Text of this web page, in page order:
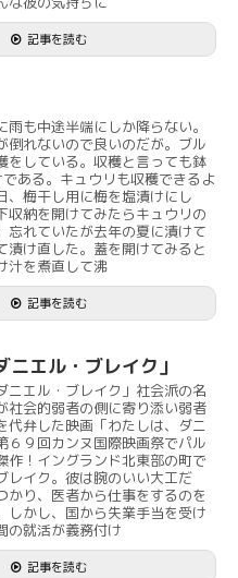
記事を読む
も中途半端にしか降らない。
倒れないので良いのだが。ブル
をしている。収穫と言っても鉢
ある。キュウリも収穫できるよ
梅干し用に梅を塩漬けにし
収納を開けてみたらキュウリの
忘れていたが去年の夏に漬けて
漬け直した。蓋を開けてみると
汁を煮直して沸
記事を読む
ニエル・ブレイク」
ニエル・ブレイク」社会派の名
社会的弱者の側に寄り添い弱者
代弁した映画「わたしは、ダニ
６９回カンヌ国際映画祭でパル
作！イングランド北東部の町で
レイク。彼は腕のいい大工だ
かり、医者から仕事をするのを
しかし、国から失業手当を受け
の就活が義務付け
記事を読む